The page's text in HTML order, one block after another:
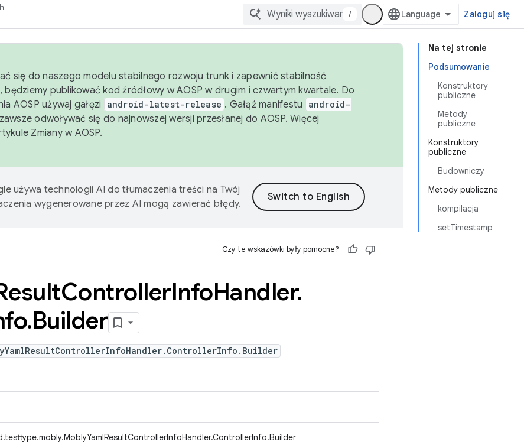
/ Zaloguj się
Na tej stronie
Podsumowanie
Konstruktory
publiczne
Metody
publiczne
Konstruktory
publiczne
Budowniczy
Metody publiczne
kompilacja
setTimestamp
się do naszego modelu stabilnego rozwoju trunk i zapewnić stabilność
publikować kod źródłowy w AOSP w drugim i czwartym kwartale. Do
AOSP używaj gałęzi
android-latest-release . Gałąź manifestu
android-
odwoływać się do najnowszej wersji przesłanej do AOSP. Więcej
Zmiany w AOSP.
używa technologii AI do tłumaczenia treści na Twój
wygenerowane przez AI mogą zawierać błędy.
Czy te wskazówki były pomocne?
ControllerInfoHandler.
.Builder